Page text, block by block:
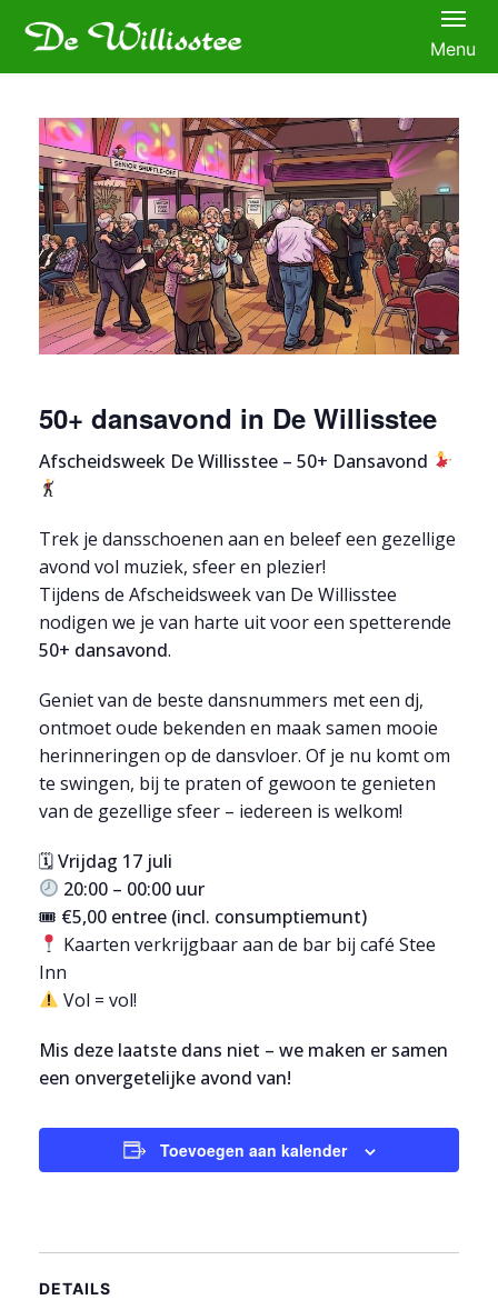
Menu
50+ dansavond in De Willisstee
Afscheidsweek De Willisstee – 50+ Dansavond
Trek je dansschoenen aan en beleef een gezellige
avond vol muziek, sfeer en plezier!
Tijdens de Afscheidsweek van De Willisstee
nodigen we je van harte uit voor een spetterende
50+ dansavond.
Geniet van de beste dansnummers met een dj,
ontmoet oude bekenden en maak samen mooie
herinneringen op de dansvloer. Of je nu komt om
te swingen, bij te praten of gewoon te genieten
van de gezellige sfeer – iedereen is welkom!
🗓Vrijdag 17 juli
20:00 – 00:00 uur
🎟 €5,00 entree (incl. consumptiemunt)
Kaarten verkrijgbaar aan de bar bij café Stee
Inn
Vol = vol!
Mis deze laatste dans niet – we maken er samen
een onvergetelijke avond van!
Toevoegen aan kalender
DETAILS